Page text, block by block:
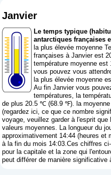
Janvier
Le temps typique
antarctiques françaises
la plus élevée moyenne
françaises à Janvier est
température moyenne
vous pouvez vous
la plus élevée moyenne
Au fin Janvier vous
températures, la
de plus 20.5 ℃ (68.9 ℉). la
(regardez ici, ce que ce nombre
voyage, veuillez garder à l'esprit
valeurs moyennes. La longueur du
approximativement 14:44 (heures et
à la fin du mois 14:03.Ces chiffres
pour la capitale et la zone qui
peut différer de manière significative